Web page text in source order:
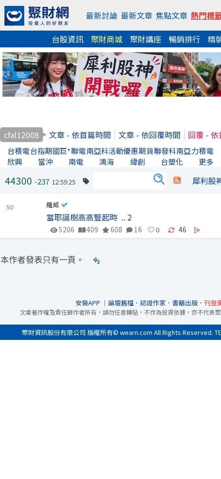
最新討論 最新文章 焦點文章 熱門標
台股資訊
聚財商城 聚財講座 暢銷排行 精
cfal12008 文章 - 依首篇時間 文章 - 依回覆時間 回覆 -
台積電台指期國巨*聯電南亞科活動優惠期貨聯發科南亞力積電
欣興
當沖 南電 鴻海 緯創 台塑化 更多
44300 -237 12:59:25 犀利股
50 羅威
當耶誕樹高高豎起時 .. 2
5206 409 608 16 46
本作者發表只有一頁。
安裝APP ｜ 論壇舊檔． 認證作家． 書籍出版． 刊登
文章著作權及責任歸作者所有，請勿任意轉貼，不作為投資依據，亦不代
聚財資訊股份有限公司 版權所有© wearn.com All Rights Reserved.